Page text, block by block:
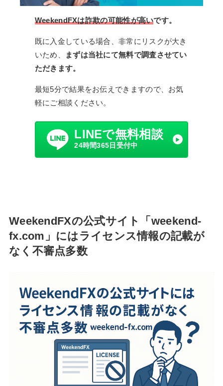
WeekendFXは詐欺の可能性が高いです。
既に入金している場合、非常にリスクが大き
いため、
まずは当社にて無料で調査させてい
ただきます。
最短5分で結果をお伝えできますので、お気
軽にご相談ください。
LINEで無料相談
24時間365日受付中
WeekendFXの公式サイト「weekend-
fx.com」にはライセンス情報の記載が
なく不審点多数